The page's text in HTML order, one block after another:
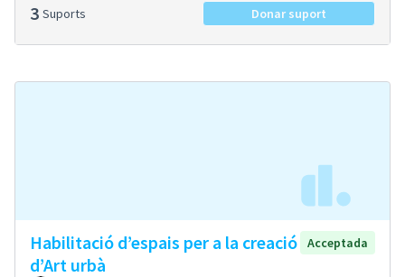
3 Suports Donar suport
Habilitació d’espais per a la creació
d’Art urbà
Acceptada